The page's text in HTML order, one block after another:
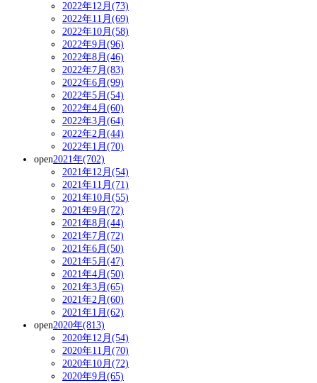
2022年12月(73)
2022年11月(69)
2022年10月(58)
2022年9月(96)
2022年8月(46)
2022年7月(83)
2022年6月(99)
2022年5月(54)
2022年4月(60)
2022年3月(64)
2022年2月(44)
2022年1月(70)
open2021年(702)
2021年12月(54)
2021年11月(71)
2021年10月(55)
2021年9月(72)
2021年8月(44)
2021年7月(72)
2021年6月(50)
2021年5月(47)
2021年4月(50)
2021年3月(65)
2021年2月(60)
2021年1月(62)
open2020年(813)
2020年12月(54)
2020年11月(70)
2020年10月(72)
2020年9月(65)